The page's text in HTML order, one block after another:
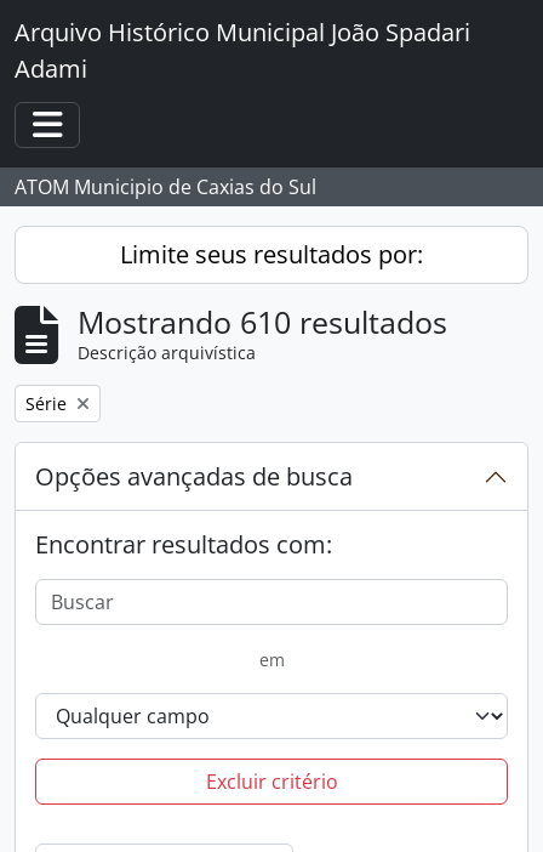
Skip to main content
Arquivo Histórico Municipal João Spadari
Adami
Toggle navigation
ATOM Municipio de Caxias do Sul
Limite seus resultados por:
Mostrando 610 resultados
Descrição arquivística
Remover filtro:
Série
Opções avançadas de busca
Encontrar resultados com:
em
Excluir critério